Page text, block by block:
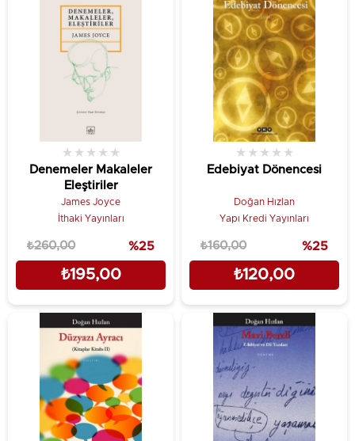
Denemeler Makaleler
Eleştiriler
★ ★ ★ ★ ★
James Joyce
İthaki Yayınları
₺195,00
₺260,00 %25
Edebiyat Dönencesi
★ ★ ★ ★ ★
Doğan Hızlan
Yapı Kredi Yayınları
₺120,00
₺160,00 %25